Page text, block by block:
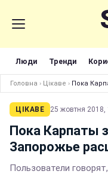
Люди Тренди
Головна › Цікаве › Пока
ЦІКАВЕ 25 жовтня 2018,
Пока Карпаты
Запорожье
Пользователи